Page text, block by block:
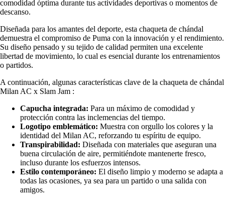
comodidad óptima durante tus actividades deportivas o momentos de
descanso.
Diseñada para los amantes del deporte, esta chaqueta de chándal
demuestra el compromiso de Puma con la innovación y el rendimiento.
Su diseño pensado y su tejido de calidad permiten una excelente
libertad de movimiento, lo cual es esencial durante los entrenamientos
o partidos.
A continuación, algunas características clave de la chaqueta de chándal
Milan AC x Slam Jam :
Capucha integrada: Para un máximo de comodidad y
protección contra las inclemencias del tiempo.
Logotipo emblemático: Muestra con orgullo los colores y la
identidad del Milan AC, reforzando tu espíritu de equipo.
Transpirabilidad: Diseñada con materiales que aseguran una
buena circulación de aire, permitiéndote mantenerte fresco,
incluso durante los esfuerzos intensos.
Estilo contemporáneo: El diseño limpio y moderno se adapta a
todas las ocasiones, ya sea para un partido o una salida con
amigos.